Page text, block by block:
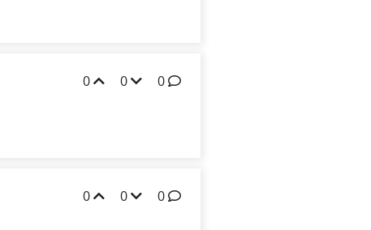
0 0 0
0 0 0